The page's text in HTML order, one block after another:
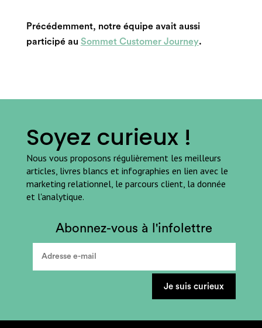
Précédemment, notre équipe avait aussi
participé au Sommet Customer Journey.
Soyez curieux !
Nous vous proposons régulièrement les meilleurs
articles, livres blancs et infographies en lien avec le
marketing relationnel, le parcours client, la donnée
et l'analytique.
Abonnez-vous à l'infolettre
Je suis curieux